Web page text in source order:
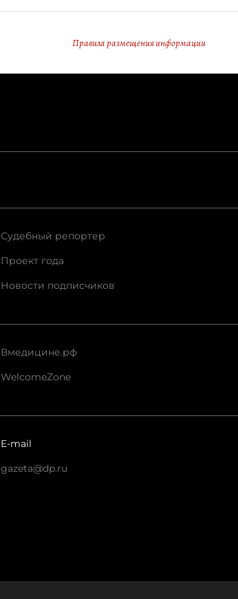
Правила размещения информации
Судебный репортер
Проект года
Новости подписчиков
Вмедицине.рф
WelcomeZone
E-mail
gazeta@dp.ru